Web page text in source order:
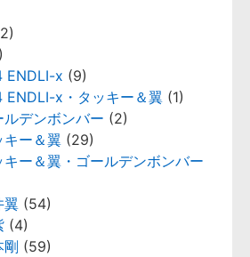
ENDLI-x (9)
ENDLI-x・タッキー＆翼 (1)
デンボンバー (2)
ー＆翼 (29)
ー＆翼・ゴールデンボンバー
翼 (54)
(4)
剛 (59)